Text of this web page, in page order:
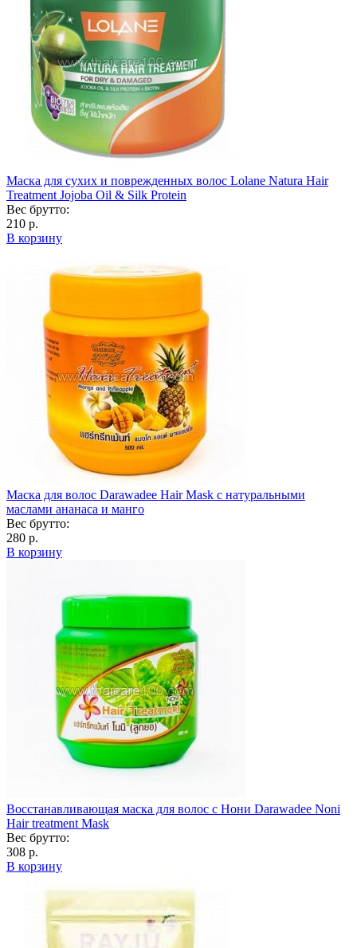
Маска для сухих и поврежденных волос Lolane Natura Hair
Treatment Jojoba Oil & Silk Protein
Вес брутто:
210 р.
В корзину
Маска для волос Darawadee Hair Mask с натуральными
маслами ананаса и манго
Вес брутто:
280 р.
В корзину
Восстанавливающая маска для волос с Нони Darawadee Noni
Hair treatment Mask
Вес брутто:
308 р.
В корзину